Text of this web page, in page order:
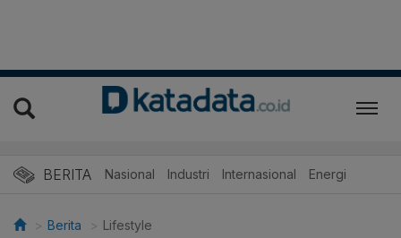
BERITA Nasional Industri Internasional Energi
Berita Lifestyle